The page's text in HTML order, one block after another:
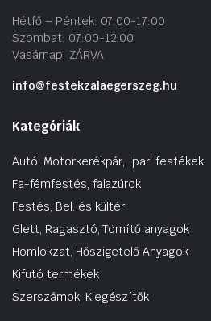
Hétfő – Péntek: 07:00-17:00
Szombat: 07:00-12:00
Vasárnap: ZÁRVA
info@festekzalaegerszeg.hu
Kategóriák
Autó, Motorkerékpár, Ipari festékek
Fa-fémfestés, falazúrok
Festés, Bel. és kültér
Glett, Ragasztó, Tömítő anyagok
Homlokzat, Hőszigetelő Anyagok
Kifutó termékek
Szerszámok, Kiegészítők